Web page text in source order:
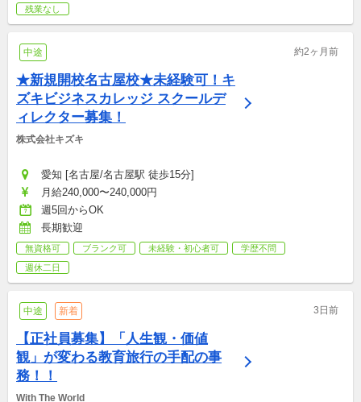
残業なし
中途 約2ヶ月前
★新規開校名古屋校★未経験可！キ
ズキビジネスカレッジ スクールデ
ィレクター募集！
株式会社キズキ
愛知 [名古屋/名古屋駅 徒歩15分]
月給240,000〜240,000円
週5回からOK
長期歓迎
無資格可 ブランク可 未経験・初心者可
学歴不問
週休二日
中途 新着 3日前
【正社員募集】「人生観・価値
観」が変わる教育旅行の手配の事
務！！
With The World